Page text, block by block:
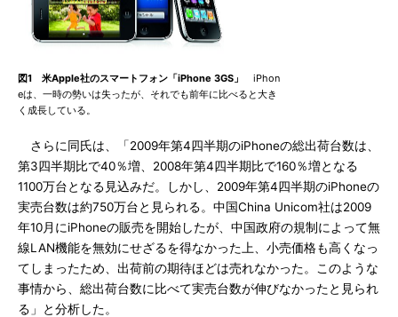
図1 米Apple社のスマートフォン「iPhone 3GS」
iPhon
eは、一時の勢いは失ったが、それでも前年に比べると大き
く成長している。
さらに同氏は、「2009年第4四半期のiPhoneの総出荷台数は、
第3四半期比で40％増、2008年第4四半期比で160％増となる
1100万台となる見込みだ。しかし、2009年第4四半期のiPhoneの
実売台数は約750万台と見られる。中国China Unicom社は2009
年10月にiPhoneの販売を開始したが、中国政府の規制によって無
線LAN機能を無効にせざるを得なかった上、小売価格も高くなっ
てしまったため、出荷前の期待ほどは売れなかった。このような
事情から、総出荷台数に比べて実売台数が伸びなかったと見られ
る」と分析した。